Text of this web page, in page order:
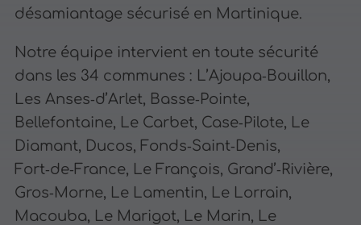
désamiantage sécurisé en Martinique.
Notre équipe intervient en toute sécurité
dans les 34 communes : L’Ajoupa‑Bouillon,
Les Anses‑d’Arlet, Basse‑Pointe,
Bellefontaine, Le Carbet, Case‑Pilote, Le
Diamant, Ducos, Fonds‑Saint‑Denis,
Fort‑de‑France, Le François, Grand’‑Rivière,
Gros‑Morne, Le Lamentin, Le Lorrain,
Macouba, Le Marigot, Le Marin, Le